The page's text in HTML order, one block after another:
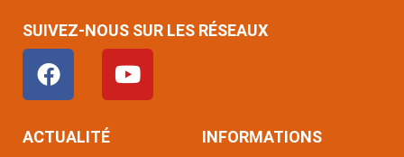
SUIVEZ-NOUS SUR LES RÉSEAUX
F
a
c
e
Y
o
u
ACTUALITÉ INFORMATIONS